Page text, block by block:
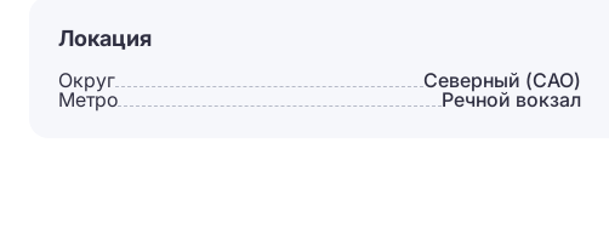
Локация
Округ Северный (САО)
Метро
Речной вокзал